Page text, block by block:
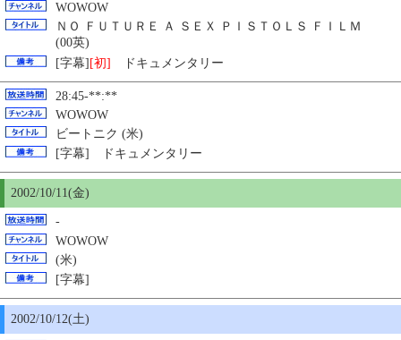
WOWOW
ＮＯ ＦＵＴＵＲＥ Ａ ＳＥＸ ＰＩＳＴＯＬＳ ＦＩＬＭ
(00英)
[字幕][初] ドキュメンタリー
28:45-**:**
WOWOW
ビートニク (米)
[字幕] ドキュメンタリー
2002/10/11(金)
-
WOWOW
(米)
[字幕]
2002/10/12(土)